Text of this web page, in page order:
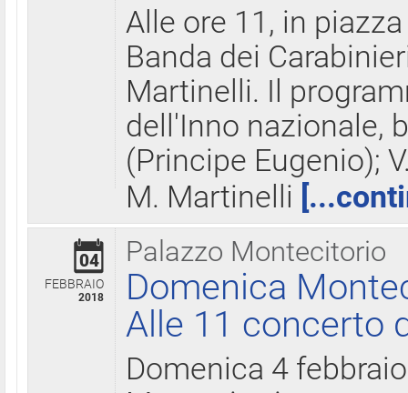
Alle ore 11, in
Banda dei
Martinelli. Il
dell'Inno nazionale,
(Principe Eugenio);
M. Martinelli
Palazzo Montecitorio
04
FEBBRAIO
2018
Domenica
Alle 11 concerto
Domenica 4